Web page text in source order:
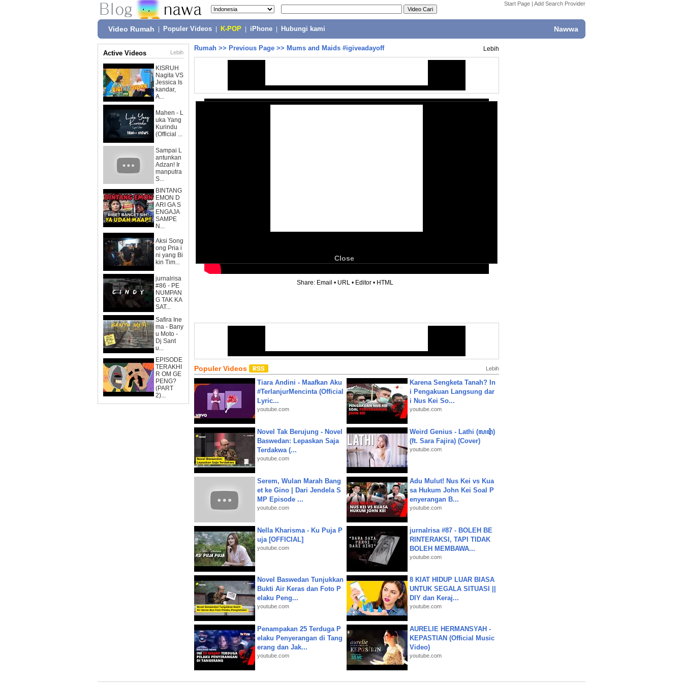
Start Page | Add Search Provider
Video Rumah Populer Videos K-POP iPhone Hubungi kami Nawwa
Active Videos Lebih
KISRUH
Nagita VS
Jessica Is
kandar,
A...
Mahen - L
uka Yang
Kurindu
(Official ...
Sampai L
antunkan
Adzan! Ir
manputra
S...
BINTANG
EMON D
ARI GA S
ENGAJA
SAMPE
N...
Aksi Song
ong Pria i
ni yang Bi
kin Tim...
jurnalrisa
#86 - PE
NUMPAN
G TAK KA
SAT...
Safira Ine
ma - Bany
u Moto -
Dj Sant
u...
EPISODE
TERAKHI
R OM GE
PENG?
(PART
2)...
Rumah >> Previous Page >> Mums and Maids #igiveadayoff Lebih
Close
Share: Email • URL • Editor • HTML
Populer Videos Lebih
Tiara Andini - Maafkan Aku
#TerlanjurMencinta (Official
Lyric...
youtube.com
Karena Sengketa Tanah? In
i Pengakuan Langsung dar
i Nus Kei So...
youtube.com
Novel Tak Berujung - Novel
Baswedan: Lepaskan Saja
Terdakwa (...
youtube.com
Weird Genius - Lathi (ꦭꦛꦶ)
(ft. Sara Fajira) (Cover)
youtube.com
Serem, Wulan Marah Bang
et ke Gino | Dari Jendela S
MP Episode ...
youtube.com
Adu Mulut! Nus Kei vs Kua
sa Hukum John Kei Soal P
enyerangan B...
youtube.com
Nella Kharisma - Ku Puja P
uja [OFFICIAL]
youtube.com
jurnalrisa #87 - BOLEH BE
RINTERAKSI, TAPI TIDAK
BOLEH MEMBAWA...
youtube.com
Novel Baswedan Tunjukkan
Bukti Air Keras dan Foto P
elaku Peng...
youtube.com
8 KIAT HIDUP LUAR BIASA
UNTUK SEGALA SITUASI ||
DIY dan Keraj...
youtube.com
Penampakan 25 Terduga P
elaku Penyerangan di Tang
erang dan Jak...
youtube.com
AURELIE HERMANSYAH -
KEPASTIAN (Official Music
Video)
youtube.com